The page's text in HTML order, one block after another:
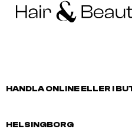
HANDLA ONLINE ELLER I
HELSINGBORG